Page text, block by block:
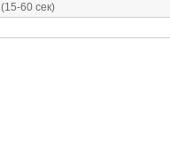
(15-60 сек)